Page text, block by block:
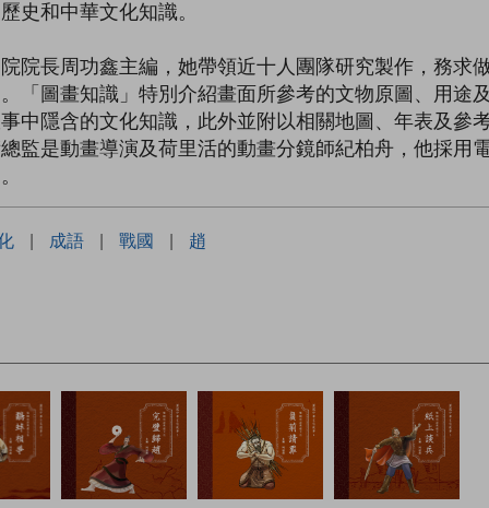
史和中華文化知識。
院長周功鑫主編，她帶領近十人團隊研究製作，務求
「圖畫知識」特別介紹畫面所參考的文物原圖、用途
中隱含的文化知識，此外並附以相關地圖、年表及參
監是動畫導演及荷里活的動畫分鏡師紀柏舟，他採用
| 成語 | 戰國 | 趙